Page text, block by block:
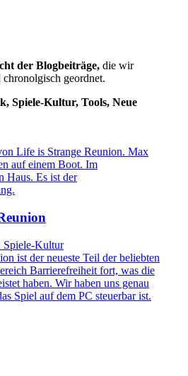
der Blogbeiträge, die wir
chronolgisch geordnet.
Spiele-Kultur, Tools, Neue
Spiele-Kultur
ist der neueste Teil der beliebten
Barrierefreiheit fort, was die
haben. Wir haben uns genau
Spiel auf dem PC steuerbar ist.